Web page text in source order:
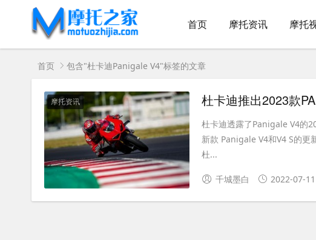
首页 摩托资讯 摩托
首页 包含"杜卡迪Panigale V4"标签的文章
摩托资讯
杜卡迪透露了Panigale V4的
新款 Panigale V4和V4 S的更
杜...
千城墨白 2022-07-11